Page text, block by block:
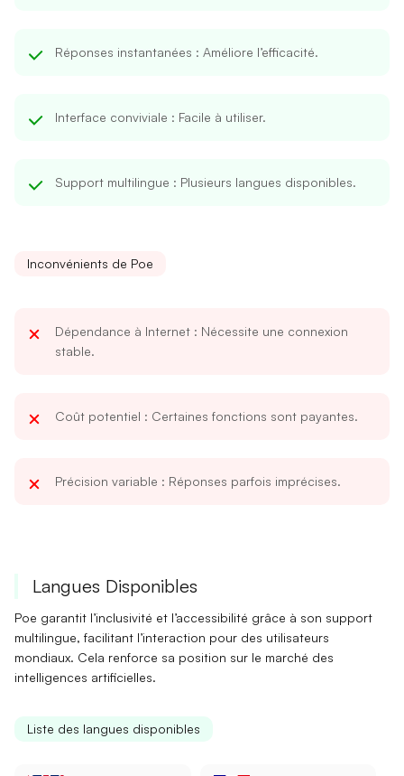
Réponses instantanées : Améliore l’efficacité.
Interface conviviale : Facile à utiliser.
Support multilingue : Plusieurs langues disponibles.
Inconvénients de Poe
Dépendance à Internet : Nécessite une connexion
stable.
Coût potentiel : Certaines fonctions sont payantes.
Précision variable : Réponses parfois imprécises.
Langues Disponibles
Poe garantit l’inclusivité et l’accessibilité grâce à son support
multilingue, facilitant l’interaction pour des utilisateurs
mondiaux. Cela renforce sa position sur le marché des
intelligences artificielles.
Liste des langues disponibles